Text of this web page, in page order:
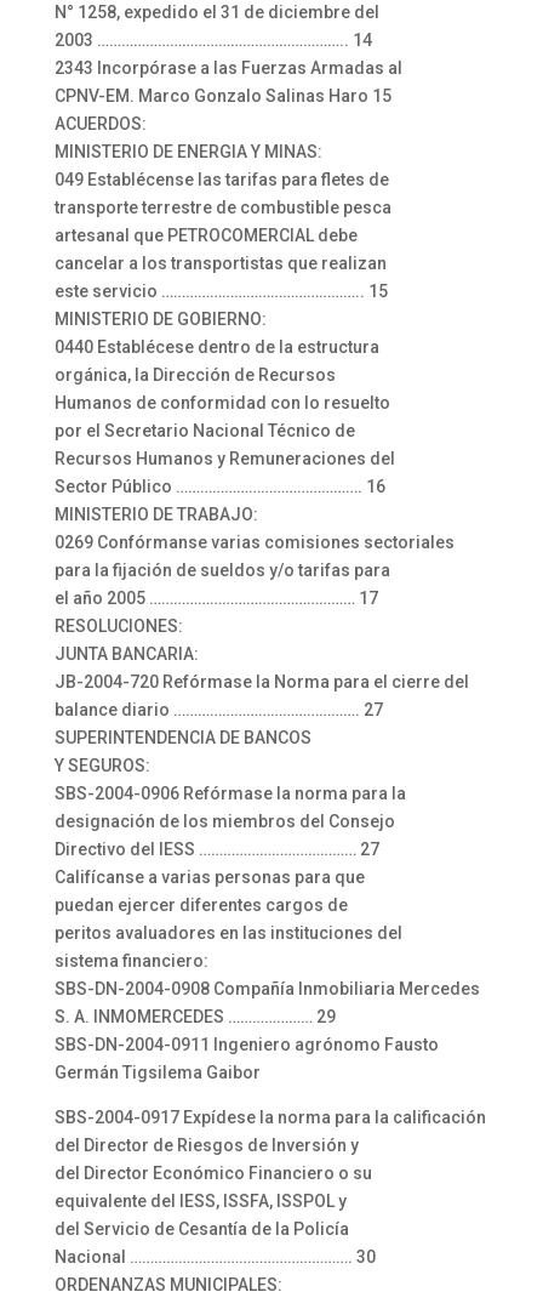
N° 1258, expedido el 31 de diciembre del
2003 …………………………………………………….. 14
2343 Incorpórase a las Fuerzas Armadas al
CPNV-EM. Marco Gonzalo Salinas Haro 15
ACUERDOS:
MINISTERIO DE ENERGIA Y MINAS:
049 Establécense las tarifas para fletes de
transporte terrestre de combustible pesca
artesanal que PETROCOMERCIAL debe
cancelar a los transportistas que realizan
este servicio ………………………………………….. 15
MINISTERIO DE GOBIERNO:
0440 Establécese dentro de la estructura
orgánica, la Dirección de Recursos
Humanos de conformidad con lo resuelto
por el Secretario Nacional Técnico de
Recursos Humanos y Remuneraciones del
Sector Público ………………………………………. 16
MINISTERIO DE TRABAJO:
0269 Confórmanse varias comisiones sectoriales
para la fijación de sueldos y/o tarifas para
el año 2005 …………………………………………… 17
RESOLUCIONES:
JUNTA BANCARIA:
JB-2004-720 Refórmase la Norma para el cierre del
balance diario ………………………………………. 27
SUPERINTENDENCIA DE BANCOS
Y SEGUROS:
SBS-2004-0906 Refórmase la norma para la
designación de los miembros del Consejo
Directivo del IESS ………………………………… 27
Califícanse a varias personas para que
puedan ejercer diferentes cargos de
peritos avaluadores en las instituciones del
sistema financiero:
SBS-DN-2004-0908 Compañía Inmobiliaria Mercedes
S. A. INMOMERCEDES ………………… 29
SBS-DN-2004-0911 Ingeniero agrónomo Fausto
Germán Tigsilema Gaibor
SBS-2004-0917 Expídese la norma para la calificación
del Director de Riesgos de Inversión y
del Director Económico Financiero o su
equivalente del IESS, ISSFA, ISSPOL y
del Servicio de Cesantía de la Policía
Nacional ………………………………………………. 30
ORDENANZAS MUNICIPALES: